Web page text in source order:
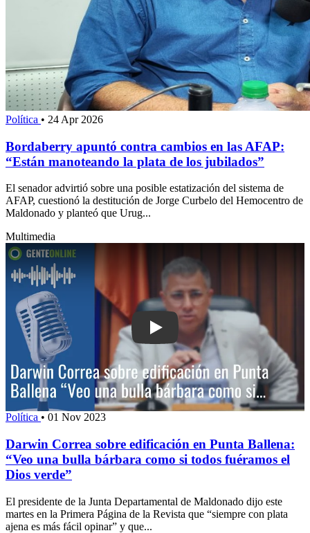
Política • 24 Apr 2026
Bordaberry apuntó contra cambios en las AFAP:
“Están manoteando la plata de los jubilados”
El senador advirtió sobre una posible estatización del sistema de
AFAP, cuestionó la destitución de Jorge Curbelo del Hemocentro de
Maldonado y planteó que Urug...
Multimedia
Play: Darwin Correa sobre edificación
Política • 01 Nov 2023
Darwin Correa sobre edificación en Punta Ballena:
“Veo una bulla bárbara como si todos fuéramos el
Dios verde”
El presidente de la Junta Departamental de Maldonado dijo este
martes en la Primera Página de la Revista que “siempre con plata
ajena es más fácil opinar” y que...